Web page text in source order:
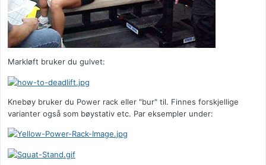
Markløft bruker du gulvet:
Knebøy bruker du Power rack eller "bur" til. Finnes forskjellige
varianter også som bøystativ etc. Par eksempler under: